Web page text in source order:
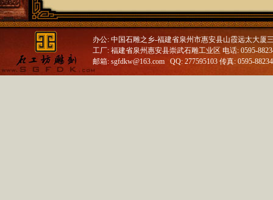
办公: 中国石雕之乡-福建省泉州市惠安县山霞远太大厦
工厂: 福建省泉州惠安县崇武石雕工业区 电话: 0595-
邮箱: sgfdkw@163.com QQ: 277595103 传真: 0595-